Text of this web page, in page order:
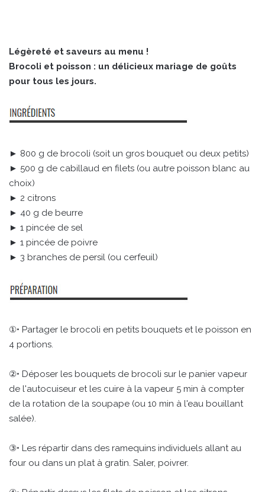
Légèreté et saveurs au menu !
Brocoli et poisson : un délicieux mariage de goûts
pour tous les jours.
► 800 g de brocoli (soit un gros bouquet ou deux petits)
► 500 g de cabillaud en filets (ou autre poisson blanc au
choix)
► 2 citrons
► 40 g de beurre
► 1 pincée de sel
► 1 pincée de poivre
► 3 branches de persil (ou cerfeuil)
①• Partager le brocoli en petits bouquets et le poisson en
4 portions.
②• Déposer les bouquets de brocoli sur le panier vapeur
de l'autocuiseur et les cuire à la vapeur 5 min à compter
de la rotation de la soupape (ou 10 min à l'eau bouillant
salée).
③• Les répartir dans des ramequins individuels allant au
four ou dans un plat à gratin. Saler, poivrer.